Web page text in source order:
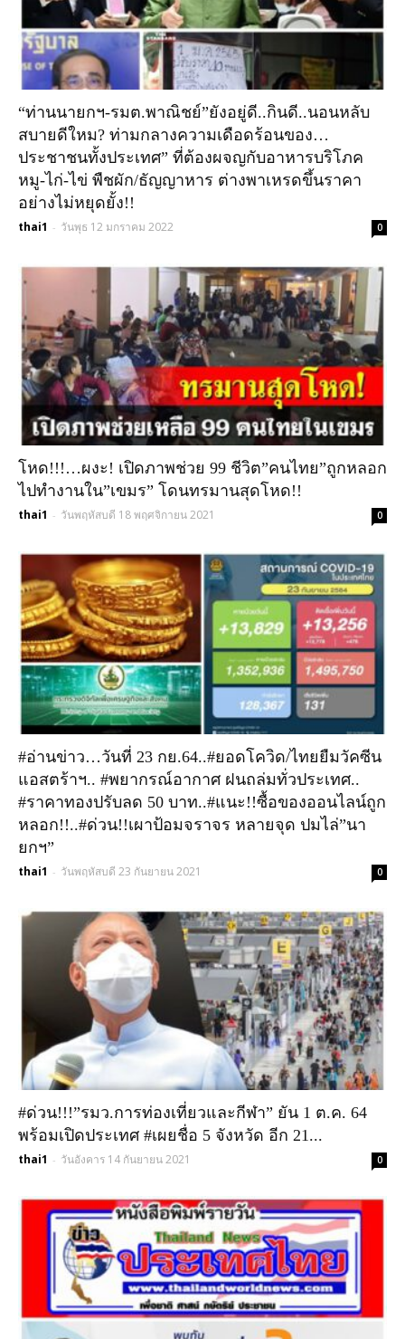
“ท่านนายกฯ-รมต.พาณิชย์”ยังอยู่ดี..กินดี..นอนหลับ
สบายดีใหม? ท่ามกลางความเดือดร้อนของ…
ประชาชนทั้งประเทศ” ที่ต้องผจญกับอาหารบริโภค
หมู-ไก่-ไข่ พืชผัก/ธัญญาหาร ต่างพาเหรดขึ้นราคา
อย่างไม่หยุดยั้ง!!
thai1 - วันพุธ 12 มกราคม 2022 0
โหด!!!…ผงะ! เปิดภาพช่วย 99 ชีวิต”คนไทย”ถูกหลอก
ไปทำงานใน”เขมร” โดนทรมานสุดโหด!!
thai1 - วันพฤหัสบดี 18 พฤศจิกายน 2021 0
#อ่านข่าว…วันที่ 23 กย.64..#ยอดโควิด/ไทยยืมวัคซีน
แอสตร้าฯ.. #พยากรณ์อากาศ ฝนถล่มทั่วประเทศ..
#ราคาทองปรับลด 50 บาท..#แนะ!!ซื้อของออนไลน์ถูก
หลอก!!..#ด่วน!!เผาป้อมจราจร หลายจุด ปมไล่”นา
ยกฯ”
thai1 - วันพฤหัสบดี 23 กันยายน 2021 0
#ด่วน!!!”รมว.การท่องเที่ยวและกีฬา” ยัน 1 ต.ค. 64
พร้อมเปิดประเทศ #เผยชื่อ 5 จังหวัด อีก 21...
thai1 - วันอังคาร 14 กันยายน 2021 0